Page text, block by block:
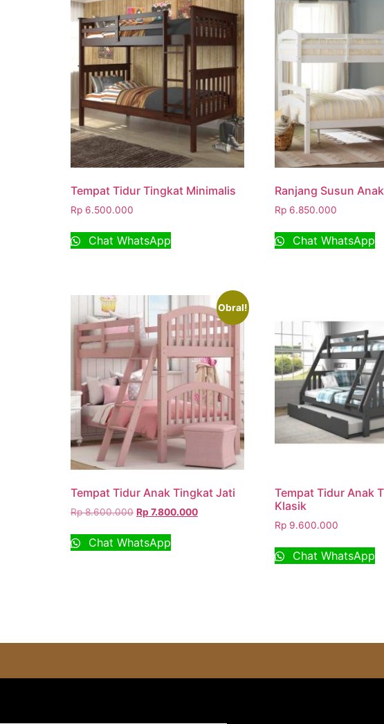
Tempat Tidur Tingkat Minimalis
Rp 6.500.000
Chat WhatsApp
Ranjang Susun
Rp6.850.000
Chat WhatsApp
Obral!
Tempat Tidur Anak Tingkat Jati
Rp8.600.000 Rp 7.800.000
Chat WhatsApp
Tempat Tidur Anak
Klasik
Rp9.600.000
Chat WhatsApp